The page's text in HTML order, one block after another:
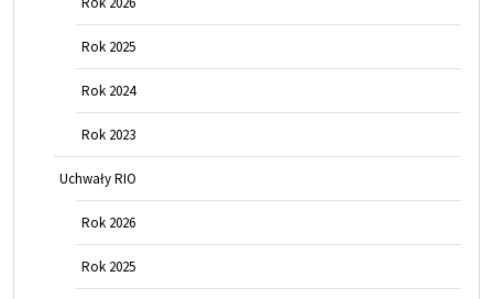
Rok 2025
Rok 2024
Rok 2023
Uchwały RIO
Rok 2026
Rok 2025